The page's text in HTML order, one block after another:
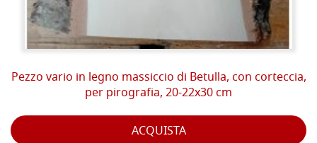
Pezzo vario in legno massiccio di Betulla, con corteccia,
per pirografia, 20-22x30 cm
ACQUISTA